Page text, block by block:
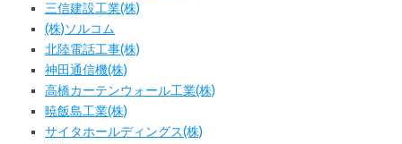
三信建設工業(株)
(株)ソルコム
北陸電話工事(株)
神田通信機(株)
高橋カーテンウォール工業(株)
暁飯島工業(株)
サイタホールディングス(株)